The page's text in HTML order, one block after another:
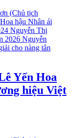
Yến Hoa
hiệu Việt